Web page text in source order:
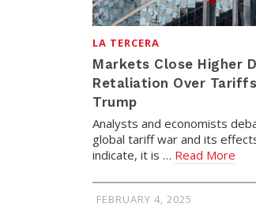
LA TERCERA
Markets Close Higher
Retaliation Over
Trump
Analysts and economists
global tariff war and its
indicate, it is … Read More
FEBRUARY 4, 2025